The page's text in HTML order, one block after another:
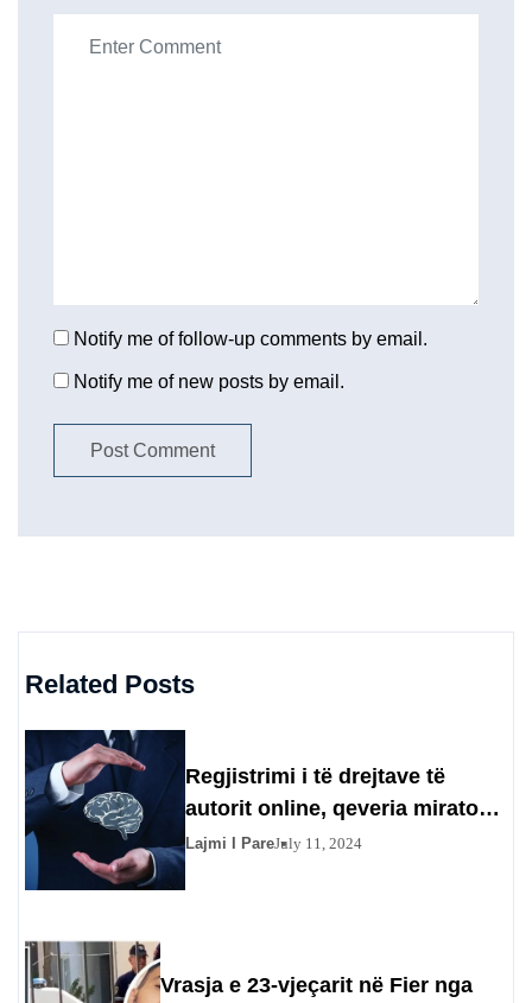
Notify me of follow-up comments by email.
Notify me of new posts by email.
Related Posts
Regjistrimi i të drejtave të
autorit online, qeveria miraton
procedurën që duhet të ndiqet
Lajmi I PareJuly 11, 2024
Vrasja e 23-vjeçarit në Fier nga